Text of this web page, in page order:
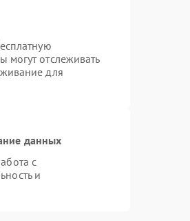
могут отслеживать
для
данных
с
и